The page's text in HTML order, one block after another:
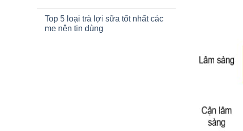
Top 5 loại trà lợi sữa tốt nhất các
mẹ nên tin dùng